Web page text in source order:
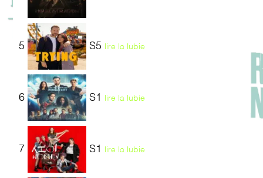
5 S5 lire la lubie
6 S1 lire la lubie
7 S1 lire la lubie